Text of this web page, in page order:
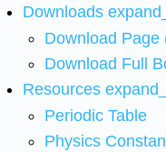
Downloads
Download Page
Download Full
Resources
Periodic Table
Physics